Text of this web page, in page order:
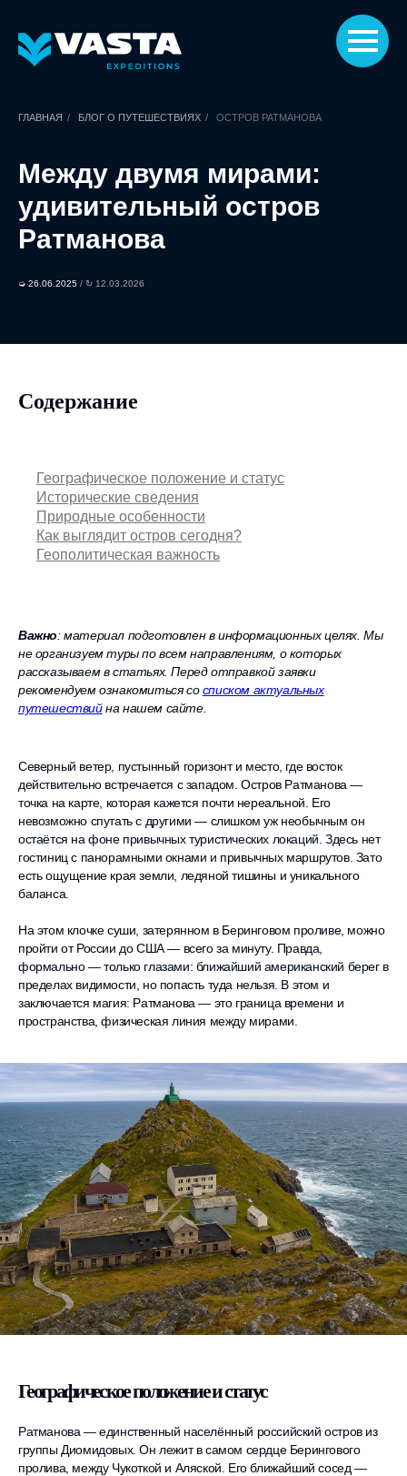
ГЛАВНАЯ / БЛОГ О ПУТЕШЕСТВИЯХ / ОСТРОВ РАТМАНОВА
Между двумя мирами:
удивительный остров
Ратманова
➭ 26.06.2025 / ↻ 12.03.2026
Содержание
Географическое положение и статус
Исторические сведения
Природные особенности
Как выглядит остров сегодня?
Геополитическая важность
Важно: материал подготовлен в информационных целях. Мы
не организуем туры по всем направлениям, о которых
рассказываем в статьях. Перед отправкой заявки
рекомендуем ознакомиться сосписком актуальных
путешествийна нашем сайте.
Северный ветер, пустынный горизонт и место, где восток
действительно встречается с западом. Остров Ратманова —
точка на карте, которая кажется почти нереальной. Его
невозможно спутать с другими — слишком уж необычным он
остаётся на фоне привычных туристических локаций. Здесь нет
гостиниц с панорамными окнами и привычных маршрутов. Зато
есть ощущение края земли, ледяной тишины и уникального
баланса.
На этом клочке суши, затерянном в Беринговом проливе, можно
пройти от России до США — всего за минуту. Правда,
формально — только глазами: ближайший американский берег в
пределах видимости, но попасть туда нельзя. В этом и
заключается магия: Ратманова — это граница времени и
пространства, физическая линия между мирами.
Географическое положение и статус
Ратманова — единственный населённый российский остров из
группы Диомидовых. Он лежит в самом сердце Берингового
пролива, между Чукоткой и Аляской. Его ближайший сосед —